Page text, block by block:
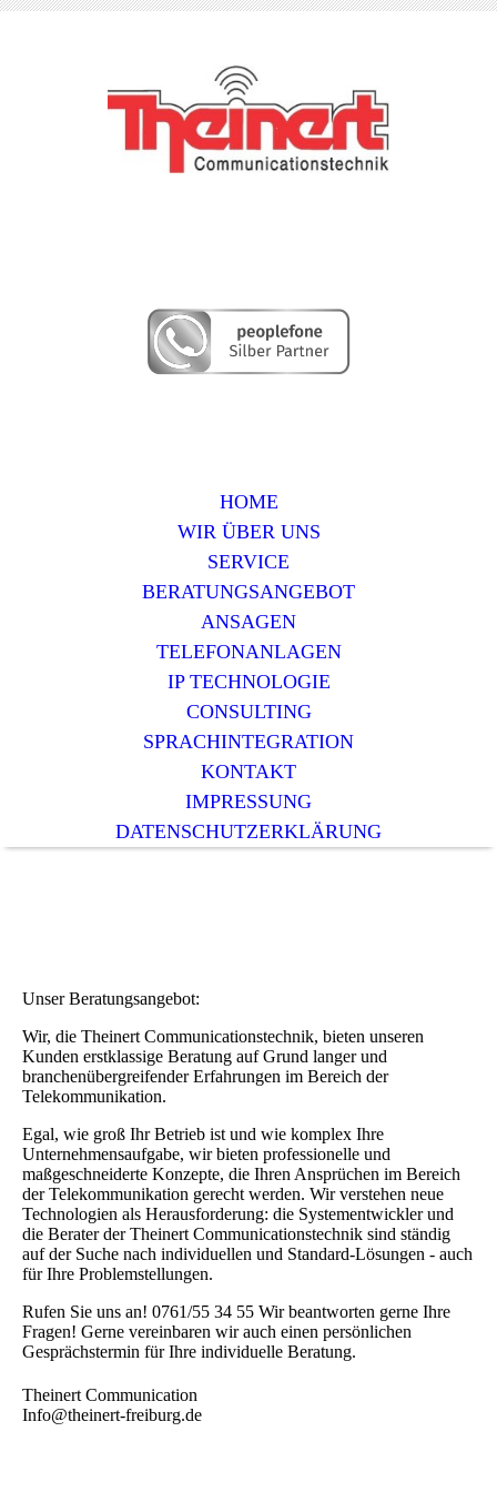
HOME
WIR ÜBER UNS
SERVICE
BERATUNGSANGEBOT
ANSAGEN
TELEFONANLAGEN
IP TECHNOLOGIE
CONSULTING
SPRACHINTEGRATION
KONTAKT
IMPRESSUNG
DATENSCHUTZERKLÄRUNG
Unser Beratungsangebot:
Wir, die Theinert Communicationstechnik, bieten unseren
Kunden erstklassige Beratung auf Grund langer und
branchenübergreifender Erfahrungen im Bereich der
Telekommunikation.
Egal, wie groß Ihr Betrieb ist und wie komplex Ihre
Unternehmensaufgabe, wir bieten professionelle und
maßgeschneiderte Konzepte, die Ihren Ansprüchen im Bereich
der Telekommunikation gerecht werden. Wir verstehen neue
Technologien als Herausforderung: die Systementwickler und
die Berater der Theinert Communicationstechnik sind ständig
auf der Suche nach individuellen und Standard-Lösungen - auch
für Ihre Problemstellungen.
Rufen Sie uns an! 0761/55 34 55 Wir beantworten gerne Ihre
Fragen! Gerne vereinbaren wir auch einen persönlichen
Gesprächstermin für Ihre individuelle Beratung.
Theinert Communication
Info@theinert-freiburg.de